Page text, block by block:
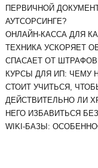
ПЕРВИЧНОЙ
АУТСОРСИНГЕ?
ОНЛАЙН-КАССА ДЛЯ
ТЕХНИКА УСКОРЯЕТ
СПАСАЕТ ОТ ШТРАФОВ
КУРСЫ ДЛЯ ИП: ЧЕМУ
СТОИТ УЧИТЬСЯ,
ДЕЙСТВИТЕЛЬНО ЛИ
НЕГО ИЗБАВИТЬСЯ
WIKI-БАЗЫ: